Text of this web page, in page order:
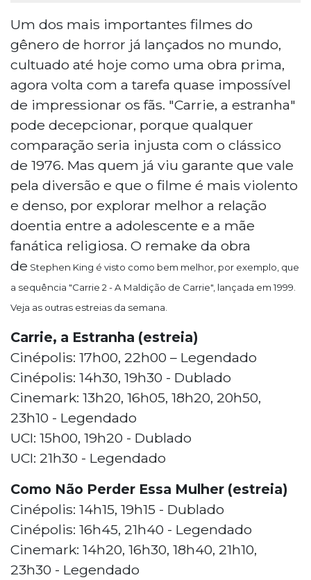
Um dos mais importantes filmes do
gênero de horror já lançados no mundo,
cultuado até hoje como uma obra prima,
agora volta com a tarefa quase impossível
de impressionar os fãs. "Carrie, a estranha"
pode decepcionar, porque qualquer
comparação seria injusta com o clássico
de 1976. Mas quem já viu garante que vale
pela diversão e que o filme é mais violento
e denso, por explorar melhor a relação
doentia entre a adolescente e a mãe
fanática religiosa. O remake da obra
de Stephen King é visto como bem melhor, por exemplo, que
a sequência "Carrie 2 - A Maldição de Carrie", lançada em 1999.
Veja as outras estreias da semana.
Carrie, a Estranha (estreia)
Cinépolis: 17h00, 22h00 – Legendado
Cinépolis: 14h30, 19h30 - Dublado
Cinemark: 13h20, 16h05, 18h20, 20h50,
23h10 - Legendado
UCI: 15h00, 19h20 - Dublado
UCI: 21h30 - Legendado
Como Não Perder Essa Mulher (estreia)
Cinépolis: 14h15, 19h15 - Dublado
Cinépolis: 16h45, 21h40 - Legendado
Cinemark: 14h20, 16h30, 18h40, 21h10,
23h30 - Legendado